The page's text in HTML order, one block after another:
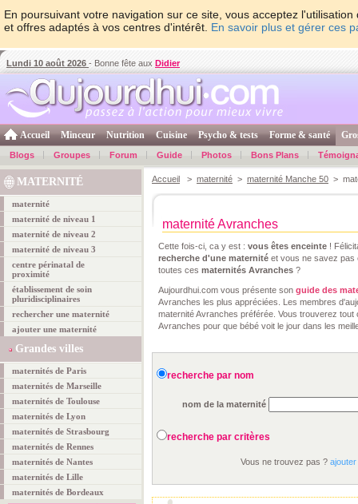
En poursuivant votre navigation sur ce site, vous acceptez
et offres adaptés à vos centres d'intérêt. En savoir plus et gérer ces
Lundi 10 août 2026 - Bonne fête aux Didier
Accueil Minceur Nutrition Cuisine Psycho & tests Forme & santé
Blogs Groupes Forum Guide Photos Bons Plans
MATERNITÉ
maternité
maternité de niveau 1
maternité de niveau 2
maternité de niveau 3
centre périnatal de
proximité
établissement de soin
pluridisciplinaires
rechercher une maternité
ajouter une maternité
Grandes villes
maternités de Paris
maternités de Marseille
maternités de Toulouse
maternités de Lyon
maternités de Strasbourg
maternités de Rennes
maternités de Nantes
maternités de Lille
maternités de Bordeaux
Accueil > maternité > maternité Manche 50 >
maternité Avranches
Cette fois-ci, ca y est : vous êtes enceinte !
recherche d'une maternité et vous ne savez pas
toutes ces maternités Avranches ?
Aujourdhui.com vous présente son guide des
Avranches les plus appréciées. Les membres
maternité Avranches préférée. Vous trouverez
Avranches pour que bébé voit le jour dans les
recherche par nom
nom de la maternité
recherche par critères
Vous ne trouvez pas ?